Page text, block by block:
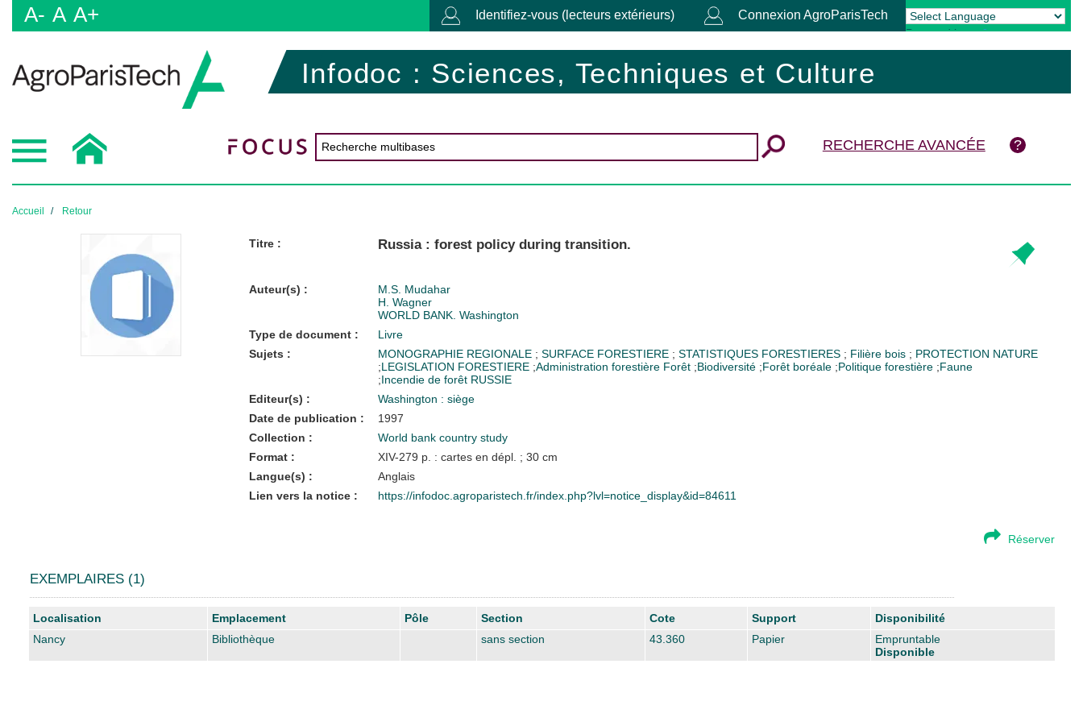
A- A A+ Identifiez-vous (lecteurs extérieurs) Connexion AgroParisTech
Powered by Translate
Infodoc : Sciences, Techniques et Culture
RECHERCHE AVANCÉE
Accueil Retour
Titre : Russia : forest policy during transition.
Auteur(s) :
M.S. Mudahar
H. Wagner
WORLD BANK. Washington
Type de document :
Livre
Sujets :
MONOGRAPHIE REGIONALE ; SURFACE FORESTIERE ; STATISTIQUES FORESTIERES ; Filière bois ; PROTECTION NATURE
;LEGISLATION FORESTIERE ;Administration forestière Forêt ;Biodiversité ;Forêt boréale ;Politique forestière ;Faune
;Incendie de forêt RUSSIE
Editeur(s) :
Washington : siège
Date de publication :
1997
Collection :
World bank country study
Format :
XIV-279 p. : cartes en dépl. ; 30 cm
Langue(s) :
Anglais
Lien vers la notice :
https://infodoc.agroparistech.fr/index.php?lvl=notice_display&id=84611
Réserver
EXEMPLAIRES (1)
Liste des exemplaires
Localisation Emplacement Pôle Section Cote Support
Disponibilité
Nancy
Bibliothèque sans section 43.360 Papier
Empruntable
Disponible